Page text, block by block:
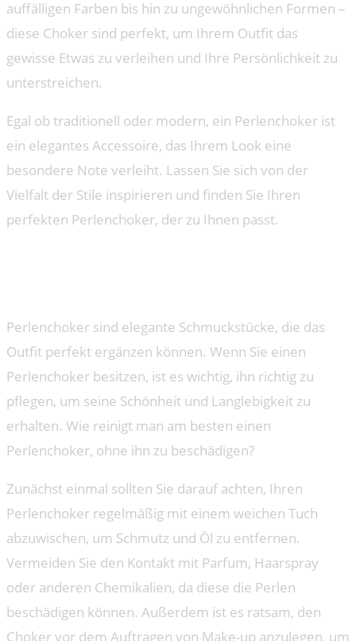
auffälligen Farben bis hin zu ungewöhnlichen Formen –
diese Choker sind perfekt, um Ihrem Outfit das
gewisse Etwas zu verleihen und Ihre Persönlichkeit zu
unterstreichen.
Egal ob traditionell oder modern, ein Perlenchoker ist
ein elegantes Accessoire, das Ihrem Look eine
besondere Note verleiht. Lassen Sie sich von der
Vielfalt der Stile inspirieren und finden Sie Ihren
perfekten Perlenchoker, der zu Ihnen passt.
Perlenchoker sind elegante Schmuckstücke, die das
Outfit perfekt ergänzen können. Wenn Sie einen
Perlenchoker besitzen, ist es wichtig, ihn richtig zu
pflegen, um seine Schönheit und Langlebigkeit zu
erhalten. Wie reinigt man am besten einen
Perlenchoker, ohne ihn zu beschädigen?
Zunächst einmal sollten Sie darauf achten, Ihren
Perlenchoker regelmäßig mit einem weichen Tuch
abzuwischen, um Schmutz und Öl zu entfernen.
Vermeiden Sie den Kontakt mit Parfum, Haarspray
oder anderen Chemikalien, da diese die Perlen
beschädigen können. Außerdem ist es ratsam, den
Choker vor dem Auftragen von Make-up anzulegen, um